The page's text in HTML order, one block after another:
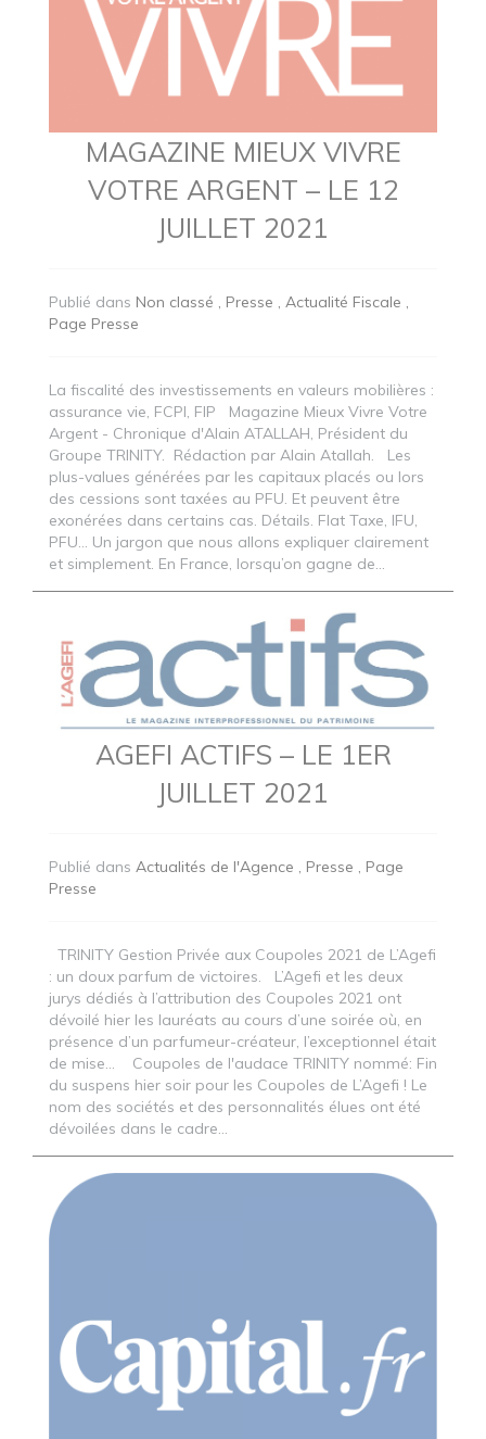
MAGAZINE MIEUX VIVRE
VOTRE ARGENT – LE 12
JUILLET 2021
Publié dans Non classé Presse
Actualité Fiscale
Page Presse
La fiscalité des investissements en valeurs mobilières :
assurance vie, FCPI, FIP Magazine Mieux Vivre Votre
Argent - Chronique d'Alain ATALLAH, Président du
Groupe TRINITY. Rédaction par Alain Atallah. Les
plus-values générées par les capitaux placés ou lors
des cessions sont taxées au PFU. Et peuvent être
exonérées dans certains cas. Détails. Flat Taxe, IFU,
PFU… Un jargon que nous allons expliquer clairement
et simplement. En France, lorsqu’on gagne de...
AGEFI ACTIFS – LE 1ER
JUILLET 2021
Publié dans Actualités de l'Agence Presse
Page
Presse
TRINITY Gestion Privée aux Coupoles 2021 de L’Agefi
: un doux parfum de victoires. L’Agefi et les deux
jurys dédiés à l’attribution des Coupoles 2021 ont
dévoilé hier les lauréats au cours d’une soirée où, en
présence d’un parfumeur-créateur, l’exceptionnel était
de mise… Coupoles de l'audace TRINITY nommé: Fin
du suspens hier soir pour les Coupoles de L’Agefi ! Le
nom des sociétés et des personnalités élues ont été
dévoilées dans le cadre...